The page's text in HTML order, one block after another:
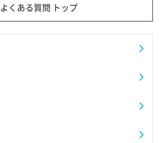
よくある質問 トップ